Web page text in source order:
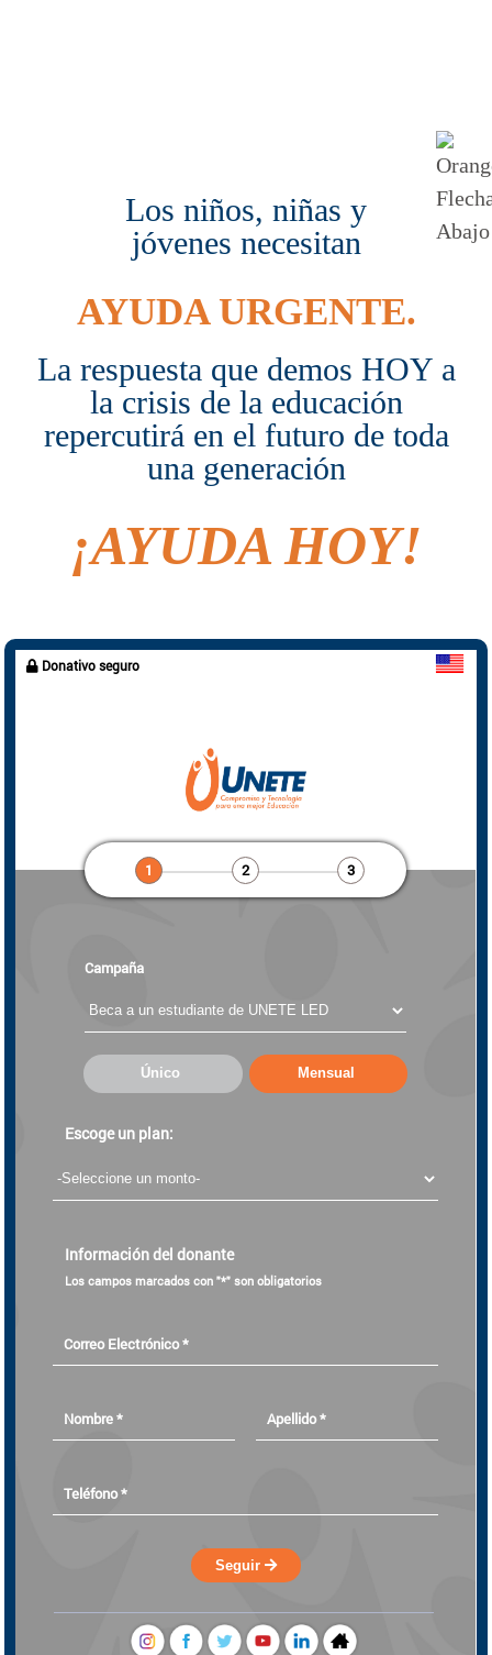
octubre en Veracruz, 21 planteles en Poza
afectando a miles de estudiantes.
Con tu donativo, reconstruiremos aulas de
medios para garantizar un retorno digno a
clases y la continuidad educativa.
Los niños, niñas y
jóvenes necesitan
AYUDA URGENTE.
La respuesta que demos HOY a
la crisis de la educación
repercutirá en el futuro de toda
una generación
¡AYUDA HOY!